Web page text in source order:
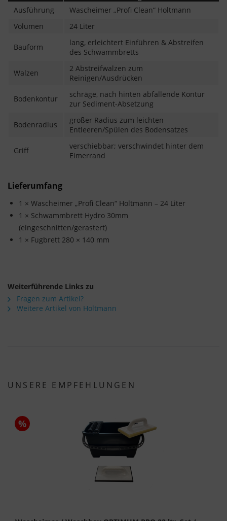
Ausführung
Wascheimer „Profi Clean“ Holtmann
Volumen
24 Liter
Bauform
lang, erleichtert Einführen & Abstreifen
des Schwammbretts
Walzen
2 Abstreifwalzen zum
Reinigen/Ausdrücken
Bodenkontur
schräge, nach hinten abfallende Kontur
zur Sediment-Absetzung
Bodenradius
großer Radius zum leichten
Entleeren/Spülen des Bodensatzes
Griff
verschiebbar; verschwindet hinter dem
Eimerrand
Lieferumfang
1 × Wascheimer „Profi Clean“ Holtmann – 24 Liter
1 × Schwammbrett Hydro 30mm
(eingeschnitten/gerastert)
1 × Fugbrett 280 × 140 mm
Weiterführende Links zu
Fragen zum Artikel?
Weitere Artikel von Holtmann
UNSERE EMPFEHLUNGEN
%